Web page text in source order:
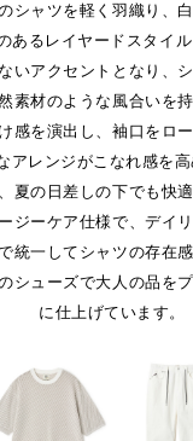
シャツを軽く羽織り、
あるレイヤードスタイ
いアクセントとなり、
素材のような風合いを
感を演出し、袖口をロ
アレンジがこなれ感を
夏の日差しの下でも快
ジーケア仕様で、デイ
統一してシャツの存在
シューズで大人の品を
に仕上げています。